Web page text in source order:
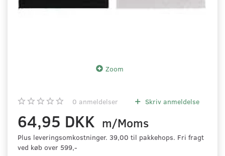
Zoom
0 anmeldelser Skriv anmeldelse
64,95 DKK m/Moms
Plus leveringsomkostninger. 39,00 til pakkehops. Fri fragt
ved køb over 599,-